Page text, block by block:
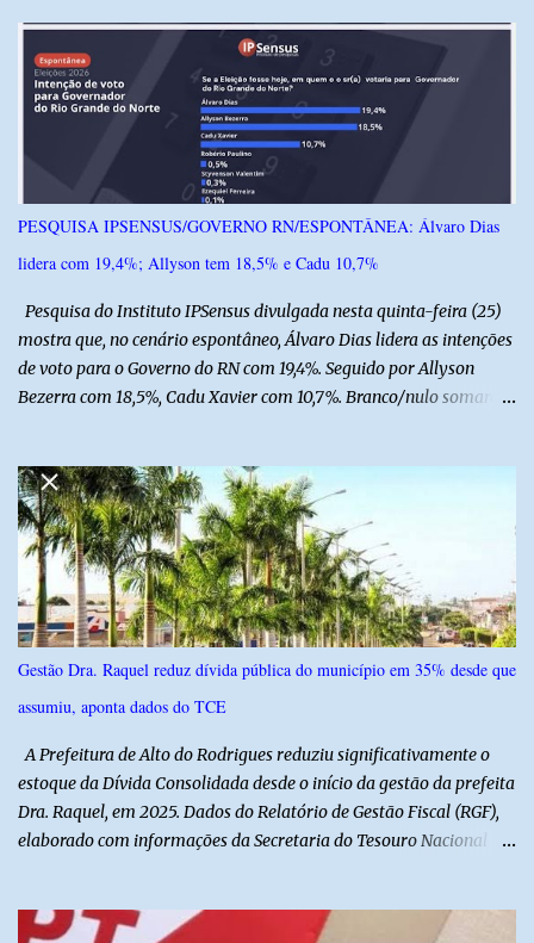
impossível viajar e subir ao palco. O comediante contou que
precisou ser levado a um hospital depois de perder a capacidade
de andar normalmente. “Eu não estou conseguindo nem me
levantar direito da cama. É um processo muito dolorido”, relatou o
humorista. Durante o atendimento médico, o humorista foi
diagnosticado com “bico de papagaio” na região da coluna. De
equipe responsável, que acompanha o tratamento. Zé Lezin
afirmou ainda que está passando por um tratamento intenso, com
revelou ...
PESQUISA IPSENSUS/GOVERNO RN/ESPONTÂNEA: Álvaro Dias
lidera com 19,4%; Allyson tem 18,5% e Cadu 10,7%
Pesquisa do Instituto IPSensus divulgada nesta quinta-feira (25)
mostra que, no cenário espontâneo, Álvaro Dias lidera as intenções
de voto para o Governo do RN com 19,4%. Seguido por Allyson
Bezerra com 18,5%, Cadu Xavier com 10,7%. Branco/nulo somaram
do Norte entre os dias 18 e 22 de junho de 2026. O levantamento
possui margem de erro de 2,5 pontos percentuais e nível de
confiança de 95%. Registro no TSE: RN-09520/2026
Gestão Dra. Raquel reduz dívida pública do município em 35% desde que
assumiu, aponta dados do TCE
A Prefeitura de Alto do Rodrigues reduziu significativamente o
estoque da Dívida Consolidada desde o início da gestão da prefeita
Dra. Raquel, em 2025. Dados do Relatório de Gestão Fiscal (RGF),
elaborado com informações da Secretaria do Tesouro Nacional
2024. Ao final de 2025, esse passivo já havia caído para R$